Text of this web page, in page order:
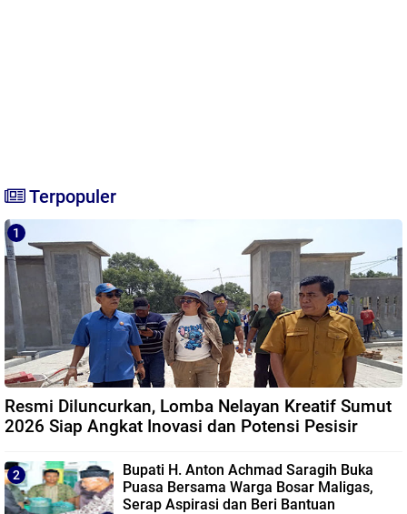
Terpopuler
Resmi Diluncurkan, Lomba Nelayan Kreatif Sumut
2026 Siap Angkat Inovasi dan Potensi Pesisir
Bupati H. Anton Achmad Saragih Buka
Puasa Bersama Warga Bosar Maligas,
Serap Aspirasi dan Beri Bantuan